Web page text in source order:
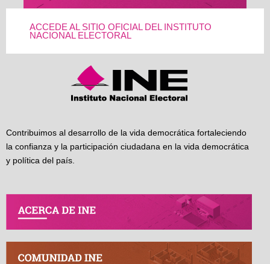
ACCEDE AL SITIO OFICIAL DEL INSTITUTO
NACIONAL ELECTORAL
Contribuimos al desarrollo de la vida democrática fortaleciendo
la confianza y la participación ciudadana en la vida democrática
y política del país.